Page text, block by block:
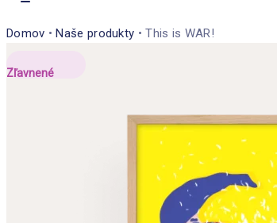
Domov •Naše produkty •This is WAR!
Zľavnené